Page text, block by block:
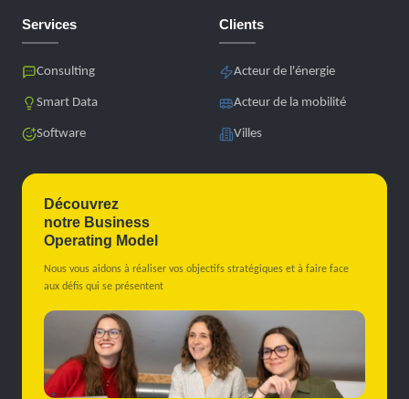
Services
Consulting
Smart Data
Software
Clients
Acteur de l'énergie
Acteur de la mobilité
Villes
Découvrez
notre Business
Operating Model
Nous vous aidons à réaliser vos objectifs stratégiques et à faire face
aux défis qui se présentent